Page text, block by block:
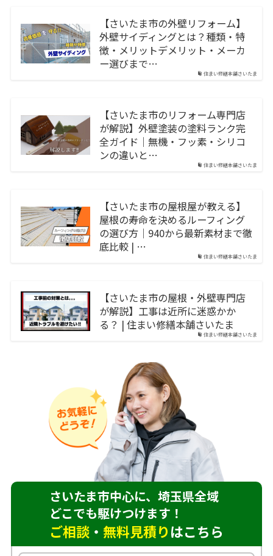
住まい修繕本舗さいたま
【さいたま市の外壁リフォーム】
外壁サイディングとは？種類・特
徴・メリットデメリット・メーカ
ー選びまで…
住まい修繕本舗さいたま
【さいたま市のリフォーム専門店
が解説】外壁塗装の塗料ランク完
全ガイド｜無機・フッ素・シリコ
ンの違いと…
住まい修繕本舗さいたま
【さいたま市の屋根屋が教える】
屋根の寿命を決めるルーフィング
の選び方｜940から最新素材まで徹
底比較 | …
住まい修繕本舗さいたま
【さいたま市の屋根・外壁専門店
が解説】工事は近所に迷惑かか
る？ | 住まい修繕本舗さいたま
さいたま市中心に、埼玉県全域
どこでも駆けつけます！
ご相談 ・ 無料見積りはこちら